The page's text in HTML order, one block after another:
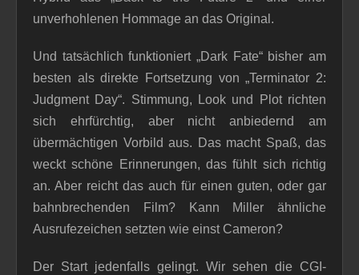
unverhohlenen Hommage an das Original.
Und tatsächlich funktioniert „Dark Fate“ bisher am
besten als direkte Fortsetzung von „Terminator 2:
Judgment Day“. Stimmung, Look und Plot richten
sich ehrfürchtig, aber nicht anbiedernd am
übermächtigen Vorbild aus. Das macht Spaß, das
weckt schöne Erinnerungen, das fühlt sich richtig
an. Aber reicht das auch für einen guten, oder gar
bahnbrechenden Film? Kann Miller ähnliche
Ausrufezeichen setzten wie einst Cameron?
Der Start jedenfalls gelingt. Wir sehen die CGI-